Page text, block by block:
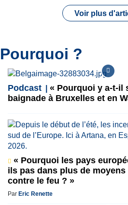
Voir plus
Pourquoi ?
Podcast
« Pourquoi y a-t-il
baignade à Bruxelles et en
« Pourquoi les pays
ils pas dans plus de
contre le feu ? »
Par Eric Renette